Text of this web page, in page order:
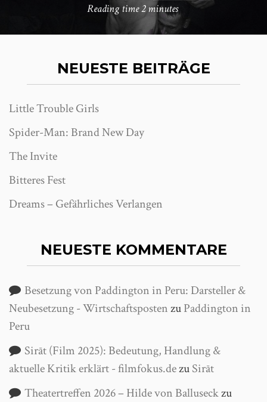
Reading time2 minutes
NEUESTE BEITRÄGE
Little Trouble Girls
Spider-Man: Brand New Day
The Invite
Bitteres Fest
Dreams – Gefährliches Verlangen
NEUESTE KOMMENTARE
Besetzung von Paddington in Peru: Darsteller &
Neubesetzung - WirtschaftspostenzuPaddington in
Peru
Sirāt (Film 2025): Bedeutung, Handlung &
aktuelle Kritik erklärt - filmfokus.dezuSirāt
Theatertreffen 2026 – Hilde von Balluseckzu